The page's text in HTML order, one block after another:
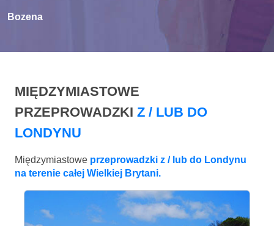
Bozena
MIĘDZYMIASTOWE
PRZEPROWADZKI Z / LUB DO
LONDYNU
Międzymiastowe przeprowadzki z / lub do Londynu
na terenie całej Wielkiej Brytani.